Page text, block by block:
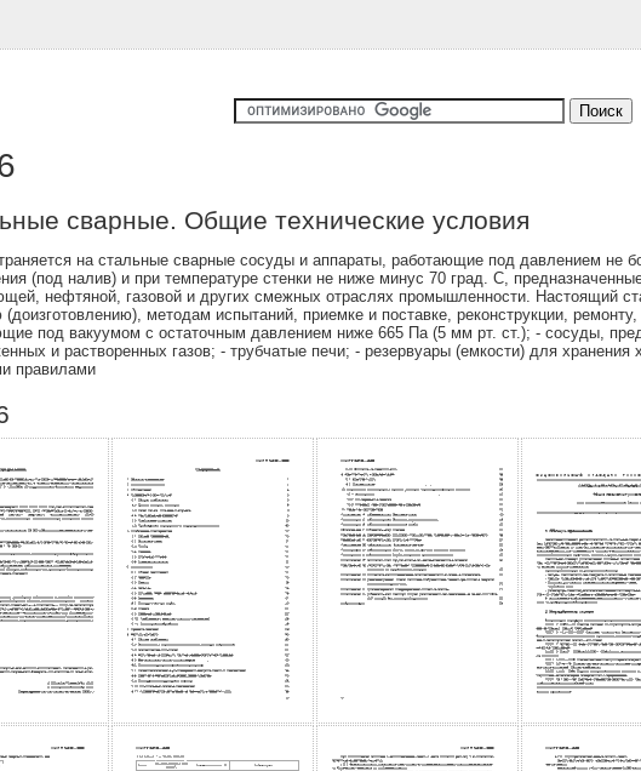
сварные. Общие технические условия
на стальные сварные сосуды и аппараты, работающие под давлением
(под налив) и при температуре стенки не ниже минус 70 град. С,
нефтяной, газовой и других смежных отраслях промышленности. Настоящий
методам испытаний, приемке и поставке, реконструкции,
под вакуумом с остаточным давлением ниже 665 Па (5 мм рт. ст.); - сосуды,
и растворенных газов; - трубчатые печи; - резервуары (емкости) для
правилами